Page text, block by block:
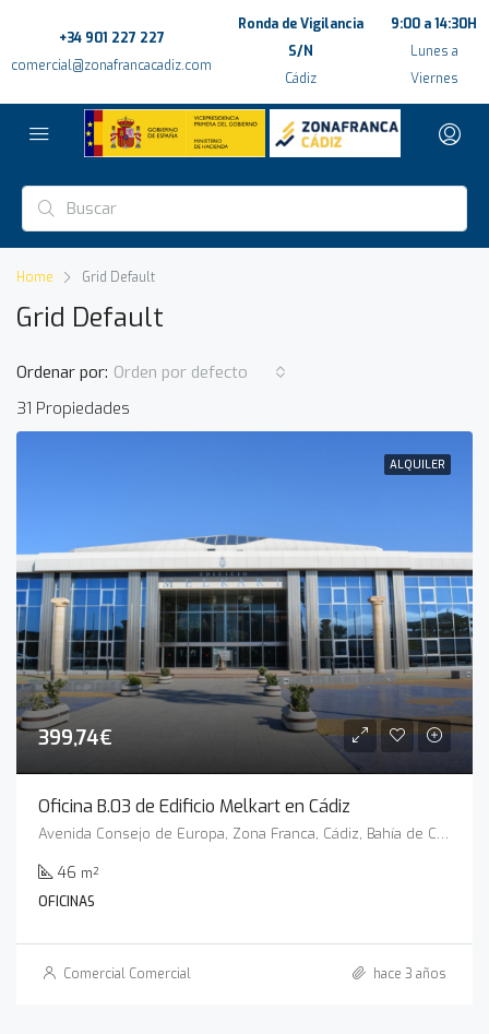
+34 901 227 227
comercial@zonafrancacadiz.com
Ronda de Vigilancia
S/N
Cádiz
9:00 a 14:30H
Lunes a
Viernes
Home Grid Default
Grid Default
31 Propiedades
Ordenar por: Orden por defecto
ALQUILER
399,74€
Oficina B.03 de Edificio Melkart en Cádiz
Avenida Consejo de Europa, Zona Franca, Cádiz, Bahía de Cádiz, Cádiz, Andalucía, 11011, España
46 m²
OFICINAS
Comercial Comercial hace 3 años